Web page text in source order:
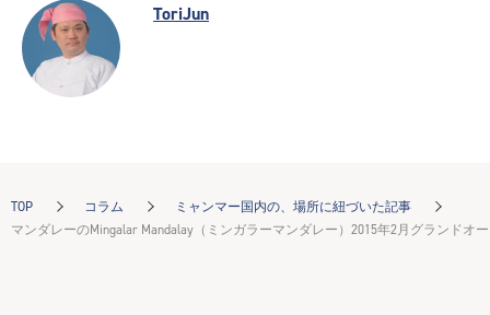
TOP コラム
ミャンマー国内の、場所に紐づいた記事
マンダレーのMingalar Mandalay（ミンガラーマンダレー）2015年2月グランドオ
ToriJun